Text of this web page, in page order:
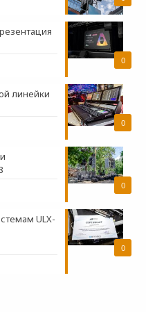
0
0
линейки
0
0
ULX-